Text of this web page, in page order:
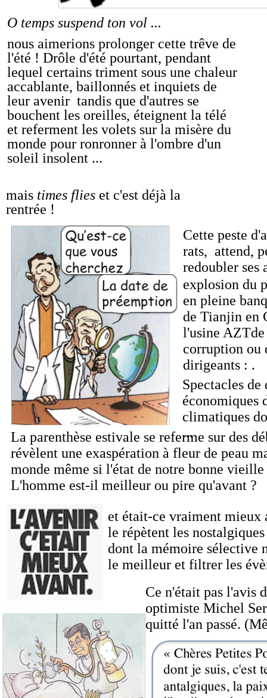
mais times flies et c'est déjà la
rentrée !
O temps suspend ton vol ...
nous aimerions prolonger cette trêve de
l'été ! Drôle d'été pourtant, pendant
lequel certains triment sous une chaleur
accablante, baillonnés et inquiets de
leur avenir tandis que d'autres se
bouchent les oreilles, éteignent la télé
et referment les volets sur la misère du
monde pour ronronner à l'ombre d'un
soleil insolent ...
Spectacles de
économiques
climatiques
...
La parenthèse estivale se referme sur des
révèlent une exaspération à fleur de peau
monde même si l'état de notre bonne
L'homme est-il meilleur ou pire qu'avant ?
et était-ce vraiment mieux
le répètent les nostalgiques
dont la mémoire sélective
le meilleur et filtrer les
Ce n'était pas l'avis
optimiste Michel
quitté l'an passé.
explosion du
en pleine
de Tianjin en
l'usine AZTde
corruption ou
dirigeants : .
Cette peste
rats, attend,
redoubler ses